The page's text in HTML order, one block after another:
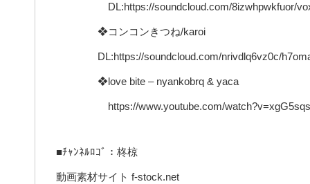
DL:https://soundcloud.com/8izwhpwkfuor/
❖コンコンきつね/karoi
DL:https://soundcloud.com/nrivdlq6vz0c/
❖love bite – nyankobrq & yaca
https://www.youtube.com/
■ﾁｬﾝﾈﾙﾛｺﾞ：柊椋
動画素材サイト f-stock.net